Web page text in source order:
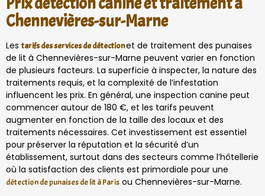
Chennevières-sur-Marne
Les tarifs des services de détectionet de traitement des punaises
de lit à Chennevières-sur-Marne peuvent varier en fonction
de plusieurs facteurs. La superficie à inspecter, la nature des
traitements requis, et la complexité de l’infestation
influencent les prix. En général, une inspection canine peut
commencer autour de 180 €, et les tarifs peuvent
augmenter en fonction de la taille des locaux et des
traitements nécessaires. Cet investissement est essentiel
pour préserver la réputation et la sécurité d’un
établissement, surtout dans des secteurs comme l’hôtellerie
où la satisfaction des clients est primordiale pour une
détection de punaises de lit à Paris ou Chennevières-sur-Marne.